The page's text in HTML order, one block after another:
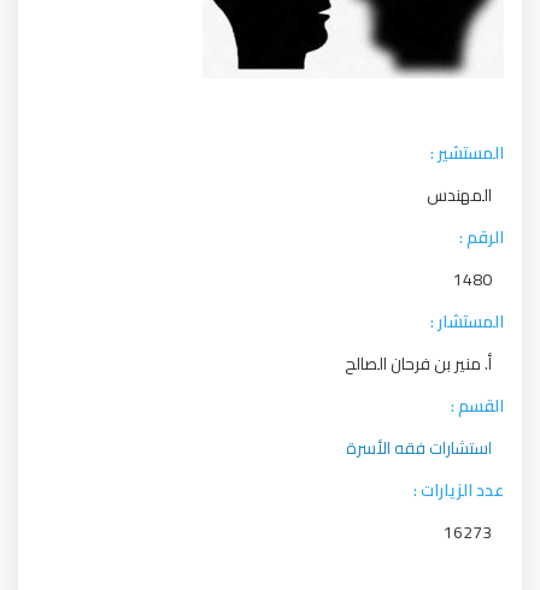
المستشير :
المهندس
الرقم :
1480
المستشار :
أ. منير بن فرحان الصالح
القسم :
استشارات فقه الأسرة
عدد الزيارات :
16273